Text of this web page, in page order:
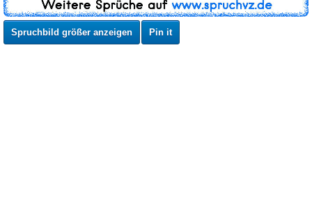
Spruchbild größer anzeigen Pin it